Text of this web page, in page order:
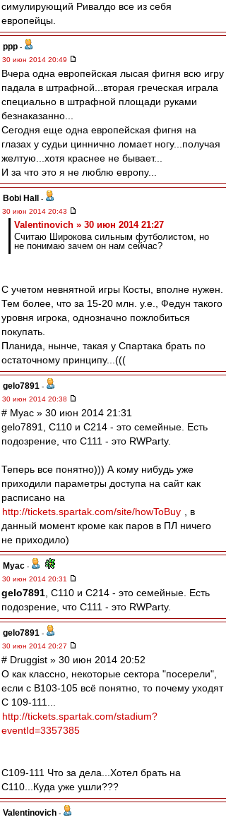
симулирующий Ривалдо все из себя
европейцы.
ppp -
30 июн 2014 20:49
Вчера одна европейская лысая фигня всю игру
падала в штрафной...вторая греческая играла
специально в штрафной площади руками
безнаказанно...
Сегодня еще одна европейская фигня на
глазах у судьи циннично ломает ногу...получая
желтую...хотя краснее не бывает...
И за что это я не люблю европу...
Bobi Hall
-
30 июн 2014 20:43
Valentinovich » 30 июн 2014 21:27
Считаю Широкова сильным футболистом, но
не понимаю зачем он нам сейчас?
С учетом невнятной игры Косты, вполне нужен.
Тем более, что за 15-20 млн. у.е., Федун такого
уровня игрока, однозначно пожлобиться
покупать.
Планида, нынче, такая у Спартака брать по
остаточному принципу...(((
gelo7891 -
30 июн 2014 20:38
# Myac » 30 июн 2014 21:31
gelo7891, C110 и С214 - это семейные. Есть
подозрение, что C111 - это RWParty.
Теперь все понятно))) А кому нибудь уже
приходили параметры доступа на сайт как
расписано на
http://tickets.spartak.com/site/howToBuy , в
данный момент кроме как паров в ПЛ ничего
не приходило)
Myac -
30 июн 2014 20:31
gelo7891 , C110 и С214 - это семейные. Есть
подозрение, что C111 - это RWParty.
gelo7891 -
30 июн 2014 20:27
# Druggist » 30 июн 2014 20:52
О как классно, некоторые сектора "посерели",
если с В103-105 всё понятно, то почему уходят
С 109-111...
http://tickets.spartak.com/stadium?
eventId=3357385
С109-111 Что за дела...Хотел брать на
С110...Куда уже ушли???
Valentinovich -